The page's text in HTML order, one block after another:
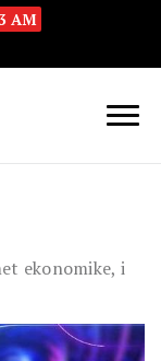
AM
ekonomike, i